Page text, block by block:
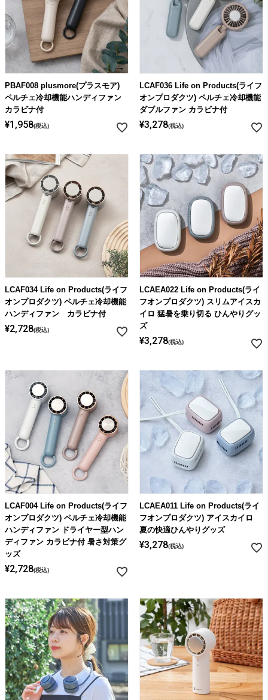
PBAF008 plusmore(プラスモア)
ペルチェ冷却機能ハンディファン
カラビナ付
¥1,958 税込
LCAF036 Life on Products(ライフ
オンプロダクツ) ペルチェ冷却機能
ダブルファン カラビナ付
¥3,278 税込
LCAF034 Life on Products(ライフ
オンプロダクツ) ペルチェ冷却機能
ハンディファン カラビナ付
¥2,728 税込
LCAEA022 Life on Products(ライ
フオンプロダクツ) スリムアイスカ
イロ 猛暑を乗り切る ひんやりグッ
ズ
¥3,278 税込
LCAF004 Life on Products(ライフ
オンプロダクツ) ペルチェ冷却機能
ハンディファン ドライヤー型ハン
ディファン カラビナ付 暑さ対策グ
ッズ
¥2,728 税込
LCAEA011 Life on Products(ライ
フオンプロダクツ) アイスカイロ
夏の快適ひんやりグッズ
¥3,278 税込